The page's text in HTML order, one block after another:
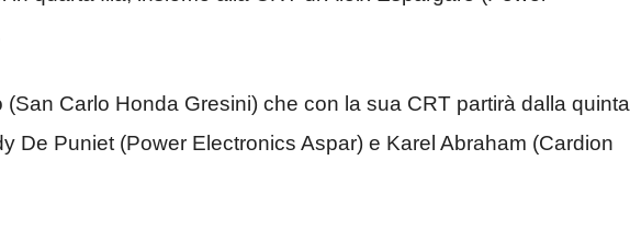
(San Carlo Honda Gresini) che con la sua CRT partirà dalla quinta
De Puniet (Power Electronics Aspar) e Karel Abraham (Cardion